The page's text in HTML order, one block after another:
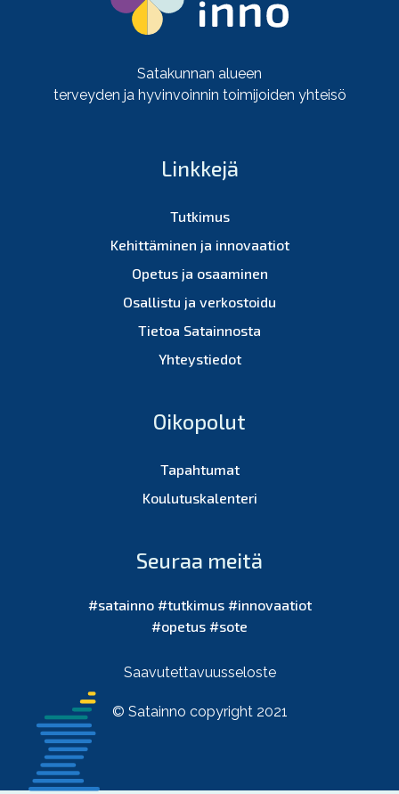
Satakunnan alueen
terveyden ja hyvinvoinnin toimijoiden yhteisö
Linkkejä
Tutkimus
Kehittäminen ja innovaatiot
Opetus ja osaaminen
Osallistu ja verkostoidu
Tietoa Satainnosta
Yhteystiedot
Oikopolut
Tapahtumat
Koulutuskalenteri
Seuraa meitä
#satainno #tutkimus #innovaatiot
#opetus #sote
Saavutettavuusseloste
© Satainno copyright 2021